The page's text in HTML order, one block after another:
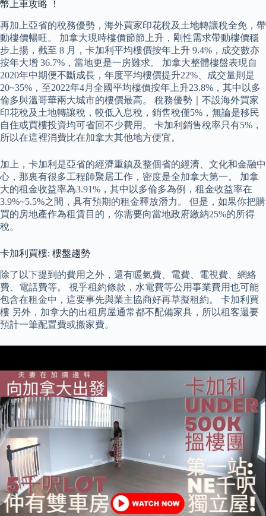
幣上車攻略 ！
再加上亞省的稅務優勢，海外買家印花稅及土地轉讓稅全免，帶
動樓價暢旺。 加拿大現時樓價節節上升，剛性需求帶動樓價穩
步上揚，截至 8 月，卡加利平均樓價按年上升 9.4%，成交數亦
按年大增 36.7%，當地更是一房難求。 加拿大整體樓盤表現自
2020年中期便不斷成長，年度平均樓價提升22%、成交量則是
20~35%，至2022年4月全國平均樓價按年上升23.8%，其中以多
倫多與溫哥華兩大城市的樓價最高。 稅務優勢｜不設海外買家
印花稅及土地轉讓稅，較低入息稅，銷售稅僅5%，無論是移民
自住或買樓投資均可省回不少費用。 卡加利銷售稅率只有5%，
所以在這裡消費比在加拿大其他地方便宜。
加上，卡加利是亞省的經濟重鎮及整個省的經濟、文化和金融中
心，那裏有很多工程師聚居工作，密度是全加拿大第一。 加拿
大的租金收益率為3.91%，其中以多倫多為例，租金收益率在
3.9%~5.5%之間，具有預期的租金釋放潛力。 但是，如果你把購
買的房地產作為租賃目的，你需要向當地政府繳納25%的所得
稅。
卡加利買樓: 樓盤趨勢
除了以下提到的費用之外，還有暖氣費、電費、電視費、網絡
費、電話費等。 視乎租約條款，水電費等公用事業費用也可能
包含在租金中，這要事先與業主協商好再草擬租約。 卡加利買
樓 另外，加拿大的出租房屋通常都不配備家具，所以租客還要
預計一筆配置費或搬家費。